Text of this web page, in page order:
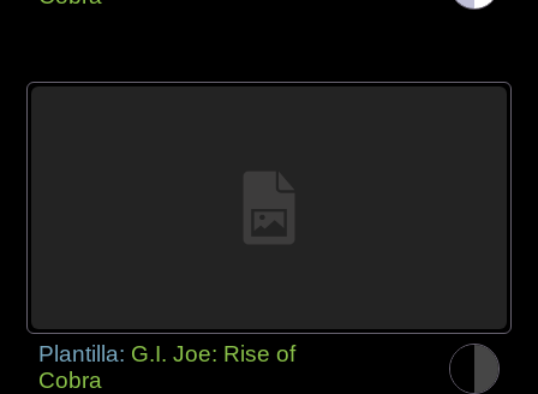
Plantilla: G.I. Joe: Rise of
Cobra